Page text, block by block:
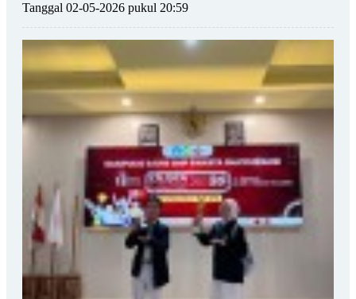
Tanggal 02-05-2026 pukul 20:59